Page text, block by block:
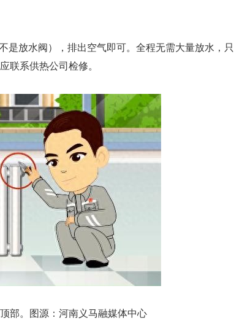
是放水阀），排出空气即可。全程无需大量放水，只
联系供热公司检修。
部。图源：河南义马融媒体中心